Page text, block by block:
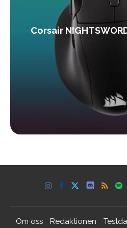
Corsair
Om oss Redaktionen